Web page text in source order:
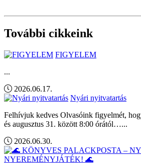
További cikkeink
FIGYELEM
...
2026.06.17.
Nyári nyitvatartás
Felhívjuk kedves Olvasóink figyelmét,
és augusztus 31. között 8:00 órától…...
2026.06.30.